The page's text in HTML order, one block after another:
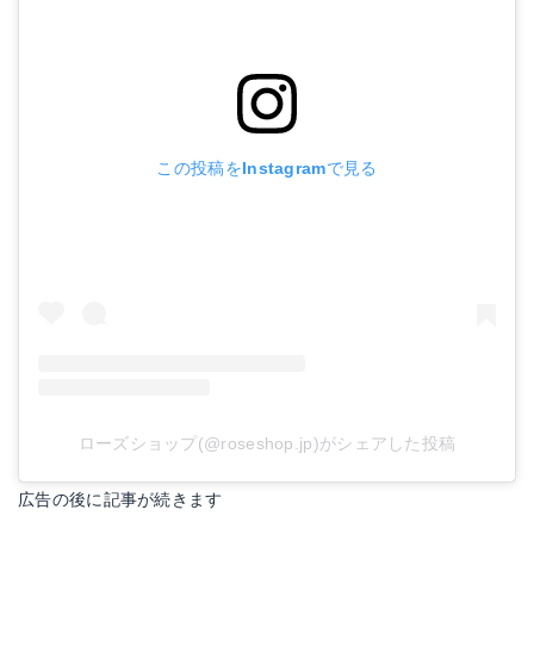
この投稿をInstagramで見る
ローズショップ(@roseshop.jp)がシェアした投稿
広告の後に記事が続きます